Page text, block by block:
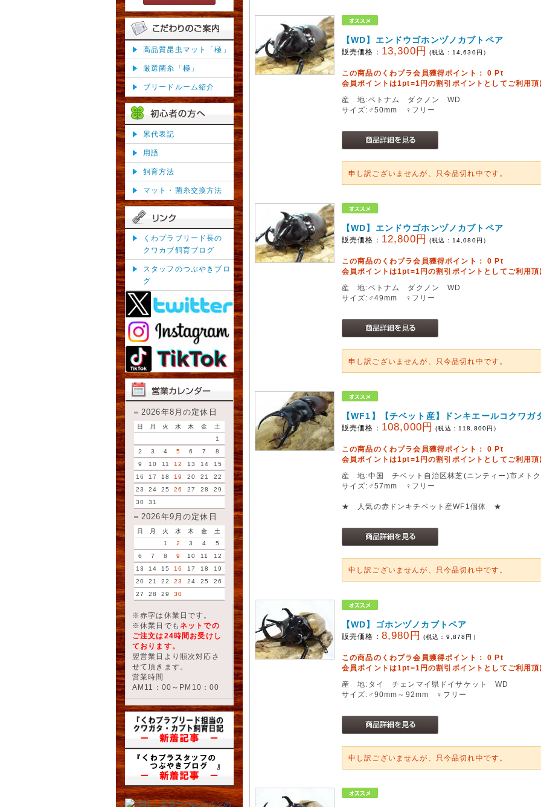
高品質昆虫マット「極」
厳選菌糸「極」
ブリードルーム紹介
累代表記
用語
飼育方法
マット・菌糸交換方法
くわプラブリード長の
クワカブ飼育ブログ
スタッフのつぶやきブロ
グ
2026年8月の定休日
日 月 火 水 木 金
土
1
2
3 4 5 6 7
8
9
10 11 12 13 14
15
16
17 18 19 20 21
22
23
24 25 26 27 28
29
30
31
2026年9月の定休日
日 月 火 水 木 金
土
1
2 3 4
5
6
7 8 9 10 11
12
13
14 15 16 17 18
19
20
21 22 23 24 25
26
27
28 29 30
※赤字は休業日です。
※休業日でも ネットでの
ご注文は24時間お受けし
ております。
翌営業日より順次対応さ
せて頂きます。
営業時間
AM11：00～PM10：00
【WD】エンドウゴホンヅノカブトペア
販売価格： 13,300円 (税込： 14,630円）
この商品のくわプラ会員獲得ポイント：0 Pt
会員ポイントは1pt=1円の割引ポイントとしてご利用頂
産 地:ベトナム ダクノン WD
サイズ:♂50mm ♀フリー
申し訳ございませんが、只今品切れ中です。
【WD】エンドウゴホンヅノカブトペア
販売価格： 12,800円 (税込： 14,080円）
この商品のくわプラ会員獲得ポイント：0 Pt
会員ポイントは1pt=1円の割引ポイントとしてご利用頂
産 地:ベトナム ダクノン WD
サイズ:♂49mm ♀フリー
申し訳ございませんが、只今品切れ中です。
【WF1】【チベット産】ドンキエールコクワガ
販売価格： 108,000円 (税込： 118,800円）
この商品のくわプラ会員獲得ポイント：0 Pt
会員ポイントは1pt=1円の割引ポイントとしてご利用頂
産 地:中国 チベット自治区林芝(ニンティー)市メト
サイズ:♂57mm ♀フリー
★ 人気の赤ドンキチベット産WF1個体 ★
申し訳ございませんが、只今品切れ中です。
【WD】ゴホンヅノカブトペア
販売価格： 8,980円 (税込： 9,878 円）
この商品のくわプラ会員獲得ポイント：0 Pt
会員ポイントは1pt=1円の割引ポイントとしてご利用頂
産 地:タイ チェンマイ県ドイサケット WD
サイズ:♂90mm～92mm ♀フリー
申し訳ございませんが、只今品切れ中です。